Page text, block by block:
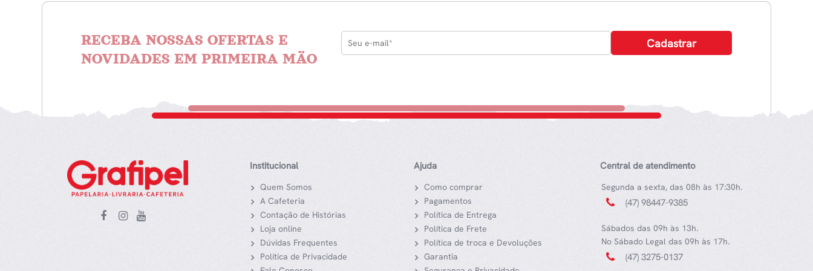
RECEBA NOSSAS OFERTAS E
NOVIDADES EM PRIMEIRA MÃO
Institucional
Quem Somos
A Cafeteria
Contação de Histórias
Loja online
Dúvidas Frequentes
Política de Privacidade
Ajuda
Como comprar
Pagamentos
Política de Entrega
Política de Frete
Política de troca e Devoluções
Garantia
Central de atendimento
Segunda a sexta, das 08h às 17:30h.
(47) 98447-9385
Sábados das 09h às 13h.
No Sábado Legal das 09h às 17h.
(47) 3275-0137